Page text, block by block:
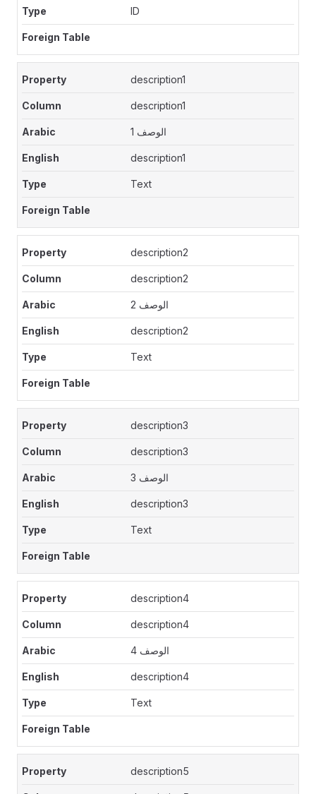
ID
description1
description1
الوصف 1
description1
Text
description2
description2
الوصف 2
description2
Text
description3
description3
الوصف 3
description3
Text
description4
description4
الوصف 4
description4
Text
description5